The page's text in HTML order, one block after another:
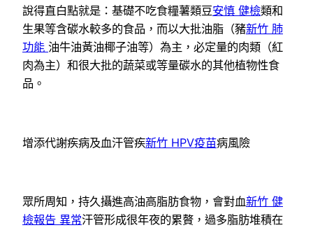
說得直白點就是：基礎不吃食糧薯類豆安慎 健檢類和
生果等含碳水較多的食品，而以大批油脂（豬新竹 肺
功能 油牛油黃油椰子油等）為主，必定量的肉類（紅
肉為主）和很大批的蔬菜或等量碳水的其他植物性食
品。
增添代謝疾病及血汗管疾新竹 HPV疫苗病風險
眾所周知，持久攝進高油高脂肪食物，會對血新竹 健
檢報告 異常汗管形成很年夜的累贅，過多脂肪堆積在